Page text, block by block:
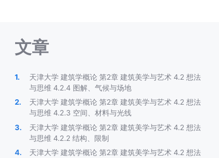
文章
天津大学 建筑学概论 第2章 建筑美学与艺术 4.2 想法
与思维 4.2.4 图解、气候与场地
天津大学 建筑学概论 第2章 建筑美学与艺术 4.2 想法
与思维 4.2.3 空间、材料与光线
天津大学 建筑学概论 第2章 建筑美学与艺术 4.2 想法
与思维 4.2.2 结构、限制
天津大学 建筑学概论 第2章 建筑美学与艺术 4.2 想法